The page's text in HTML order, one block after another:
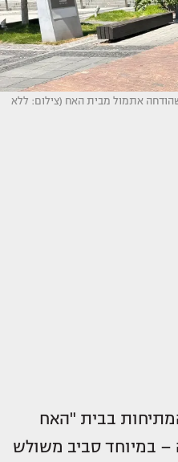
אתמול מבית האח (צילום: ללא
בבית "האח
– במיוחד סביב משולש